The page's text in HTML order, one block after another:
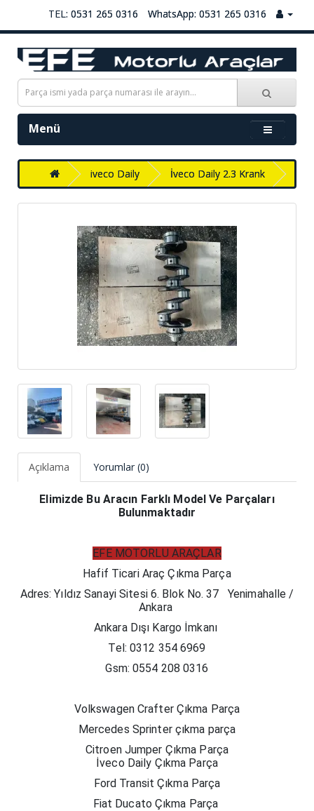
TEL: 0531 265 0316 WhatsApp: 0531 265 0316
Menü
iveco Daily İveco Daily 2.3 Krank
Açıklama Yorumlar (0)
Elimizde Bu Aracın Farklı Model Ve Parçaları
Bulunmaktadır
EFE MOTORLU ARAÇLAR
Hafif Ticari Araç Çıkma Parça​
Adres: Yıldız Sanayi Sitesi 6. Blok No. 37 Yenimahalle /
Ankara
Ankara Dışı Kargo İmkanı
Tel: 0312 354 6969
Gsm: 0554 208 0316
Volkswagen Crafter Çıkma Parça
Mercedes Sprinter çıkma parça
Citroen Jumper Çıkma Parça
İveco Daily Çıkma Parça
Ford Transit Çıkma Parça
Fiat Ducato Çıkma Parça